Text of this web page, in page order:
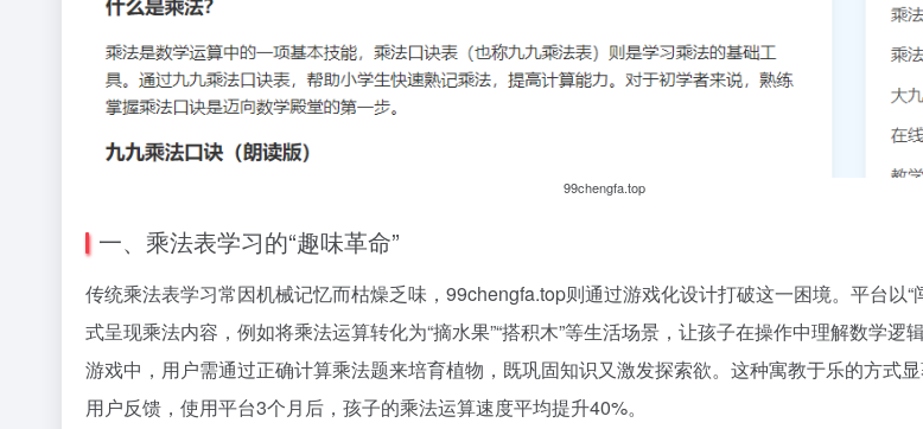
99chengfa.top
一、乘法表学习的“趣味革命”
传统乘法表学习常因机械记忆而枯燥乏味，99chengfa.top则通过游戏化设计打破这一困境。平台以“
式呈现乘法内容，例如将乘法运算转化为“摘水果”“搭积木”等生活场景，让孩子在操作中理解数学逻
游戏中，用户需通过正确计算乘法题来培育植物，既巩固知识又激发探索欲。这种寓教于乐的方式
用户反馈，使用平台3个月后，孩子的乘法运算速度平均提升40%。